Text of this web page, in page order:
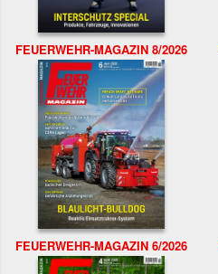
FEUERWEHR-MAGAZIN 8/2026
FEUERWEHR-MAGAZIN 6/2026